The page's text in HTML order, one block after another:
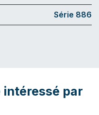
Série 886
par